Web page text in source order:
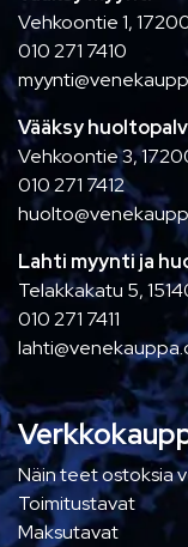
Vehkoontie 1,
010 271 7410
Vääksy
Vehkoontie 3,
010 271 7412
Lahti myynti ja
Telakkakatu 5,
010 271 7411
Näin teet ostoksia
Toimitustavat
Maksutavat